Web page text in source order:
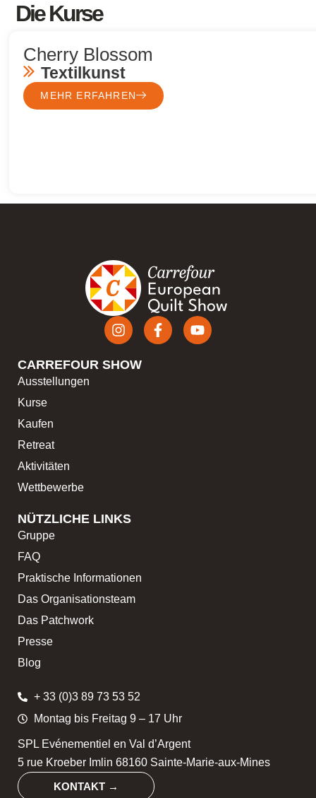
Die Kurse
Cherry Blossom
Textilkunst
MEHR ERFAHREN
CARREFOUR SHOW
Ausstellungen
Kurse
Kaufen
Retreat
Aktivitäten
Wettbewerbe
NÜTZLICHE LINKS
Gruppe
FAQ
Praktische Informationen
Das Organisationsteam
Das Patchwork
Presse
Blog
+ 33 (0)3 89 73 53 52
Montag bis Freitag 9 – 17 Uhr
SPL Evénementiel en Val d’Argent
5 rue Kroeber Imlin 68160 Sainte-Marie-aux-Mines
KONTAKT →